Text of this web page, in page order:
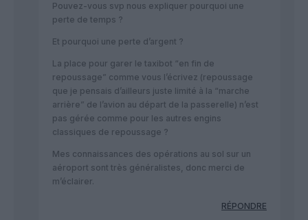
Pouvez-vous svp nous expliquer pourquoi une
perte de temps ?
Et pourquoi une perte d’argent ?
La place pour garer le taxibot “en fin de
repoussage” comme vous l’écrivez (repoussage
que je pensais d’ailleurs juste limité à la “marche
arrière” de l’avion au départ de la passerelle) n’est
pas gérée comme pour les autres engins
classiques de repoussage ?
Mes connaissances des opérations au sol sur un
aéroport sont très généralistes, donc merci de
m’éclairer.
RÉPONDRE